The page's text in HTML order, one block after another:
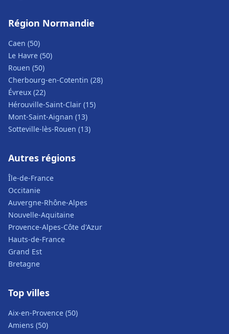
Région Normandie
Caen (50)
Le Havre (50)
Rouen (50)
Cherbourg-en-Cotentin (28)
Évreux (22)
Hérouville-Saint-Clair (15)
Mont-Saint-Aignan (13)
Sotteville-lès-Rouen (13)
Autres régions
Île-de-France
Occitanie
Auvergne-Rhône-Alpes
Nouvelle-Aquitaine
Provence-Alpes-Côte d'Azur
Hauts-de-France
Grand Est
Bretagne
Top villes
Aix-en-Provence (50)
Amiens (50)